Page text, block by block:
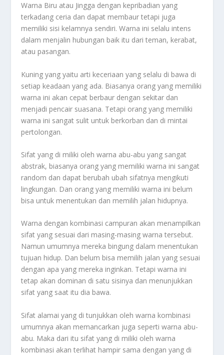
Warna Biru atau Jingga dengan kepribadian yang
terkadang ceria dan dapat membaur tetapi juga
memiliki sisi kelamnya sendiri. Warna ini selalu intens
dalam menjalin hubungan baik itu dari teman, kerabat,
atau pasangan.
Kuning yang yaitu arti keceriaan yang selalu di bawa di
setiap keadaan yang ada. Biasanya orang yang memiliki
warna ini akan cepat berbaur dengan sekitar dan
menjadi pencair suasana. Tetapi orang yang memiliki
warna ini sangat sulit untuk berkorban dan di mintai
pertolongan.
Sifat yang di miliki oleh warna abu-abu yang sangat
abstrak, biasanya orang yang memiliki warna ini sangat
random dan dapat berubah ubah sifatnya mengikuti
lingkungan. Dan orang yang memiliki warna ini belum
bisa untuk menentukan dan memilih jalan hidupnya.
Warna dengan kombinasi campuran akan menampilkan
sifat yang sesuai dari masing-masing warna tersebut.
Namun umumnya mereka bingung dalam menentukan
tujuan hidup. Dan belum bisa memilih jalan yang sesuai
dengan apa yang mereka inginkan. Tetapi warna ini
tetap akan dominan di satu sisinya dan menunjukkan
sifat yang saat itu dia bawa.
Sifat alamai yang di tunjukkan oleh warna kombinasi
umumnya akan memancarkan juga seperti warna abu-
abu. Maka dari itu sifat yang di miliki oleh warna
kombinasi akan terlihat hampir sama dengan yang di